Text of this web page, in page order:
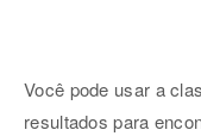
Você pode usar a
resultados para